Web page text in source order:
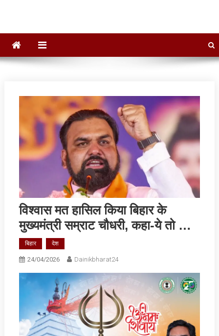
विश्‍वास मत हासिल किया बिहार के
मुख्‍यमंत्री सम्राट चौधरी, कहा-ये तो …
बिहार देश
24/04/2026 Dainikbharat24